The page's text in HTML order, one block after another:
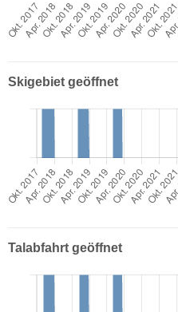
Skigebiet geöffnet
Talabfahrt geöffnet